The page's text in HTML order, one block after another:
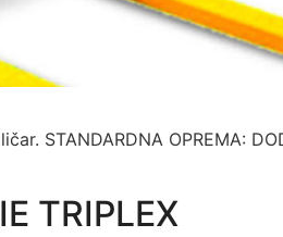
STANDARDNA OPREMA:
TRIPLEX